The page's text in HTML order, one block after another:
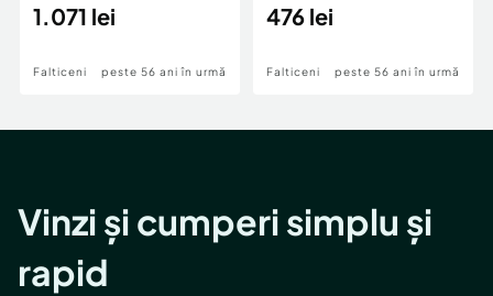
Motorina 2016
1.071 lei
Falticeni peste 56 ani în urmă
Motorina 2016
476 lei
Falticeni peste 56 ani în urmă
Vinzi și cumperi simplu și
rapid